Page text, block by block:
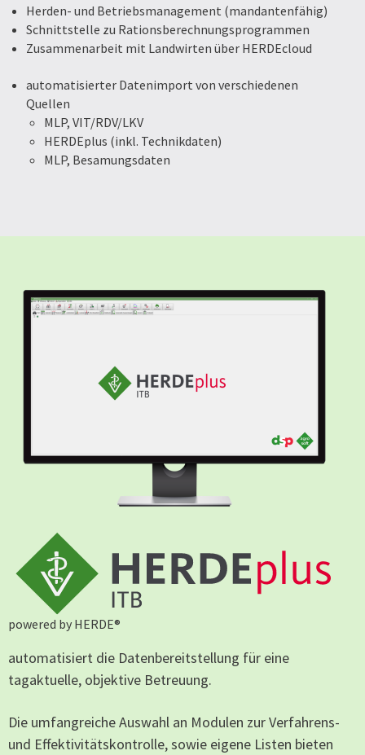
Herden- und Betriebsmanagement (mandantenfähig)
Schnittstelle zu Rationsberechnungsprogrammen
Zusammenarbeit mit Landwirten über HERDEcloud
automatisierter Datenimport von verschiedenen
Quellen
MLP, VIT/RDV/LKV
HERDEplus (inkl. Technikdaten)
MLP, Besamungsdaten
powered by HERDE®
automatisiert die Datenbereitstellung für eine
tagaktuelle, objektive Betreuung.
Die umfangreiche Auswahl an Modulen zur Verfahrens-
und Effektivitätskontrolle, sowie eigene Listen bieten